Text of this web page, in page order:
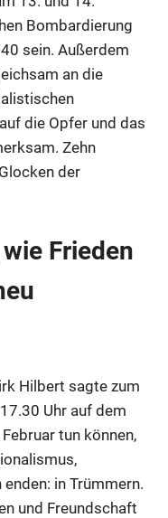
Bombardierung
sein. Außerdem
an die
die Opfer und das
Zehn
der
Frieden
Hilbert sagte zum
Uhr auf dem
tun können,
in Trümmern.
und Freundschaft